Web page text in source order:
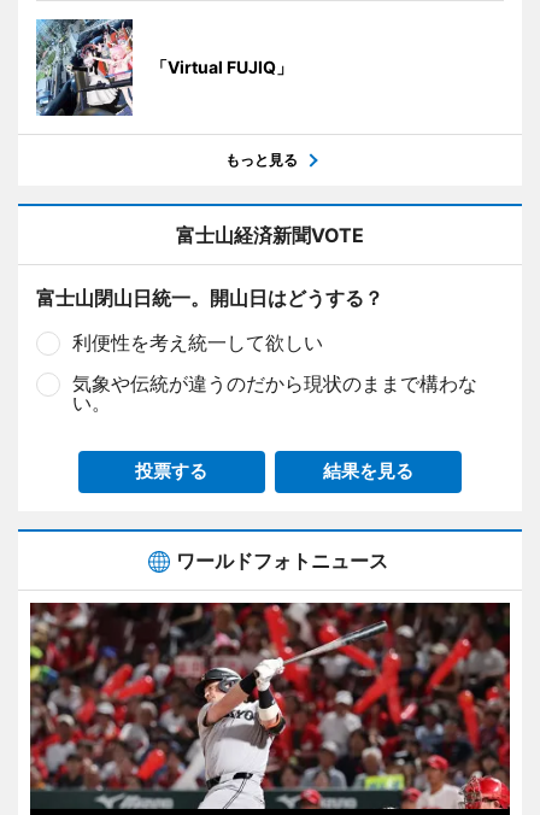
「Virtual FUJIQ」
もっと見る
富士山経済新聞VOTE
富士山閉山日統一。開山日はどうする？
利便性を考え統一して欲しい
気象や伝統が違うのだから現状のままで構わな
い。
投票する 結果を見る
ワールドフォトニュース